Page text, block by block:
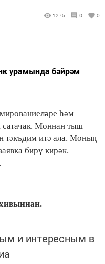
1275 0 0
урамында бәйрәм
һәм
сатачак. Моннан тыш
тәкъдим итә ала. Моның
бирү кирәк.
и интересным в